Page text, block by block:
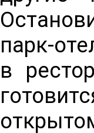
парк-
в